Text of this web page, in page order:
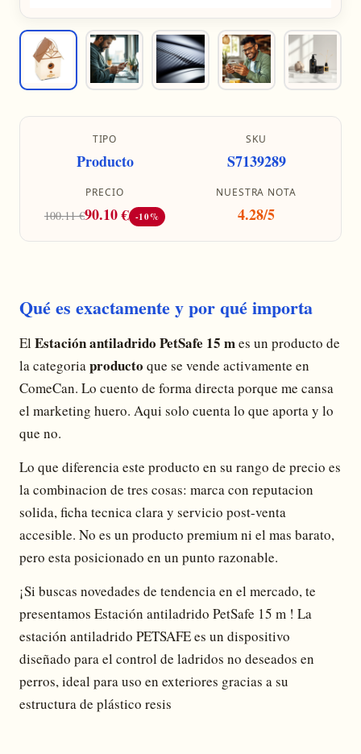
TIPO
Producto
SKU
S7139289
PRECIO
100.11 €90.10 € -10%
NUESTRA NOTA
4.28/5
Qué es exactamente y por qué importa
El Estación antiladrido PetSafe 15 mes un producto de
la categoriaproducto que se vende activamente en
ComeCan. Lo cuento de forma directa porque me cansa
el marketing huero. Aqui solo cuenta lo que aporta y lo
que no.
Lo que diferencia este producto en su rango de precio es
la combinacion de tres cosas: marca con reputacion
solida, ficha tecnica clara y servicio post-venta
accesible. No es un producto premium ni el mas barato,
pero esta posicionado en un punto razonable.
¡Si buscas novedades de tendencia en el mercado, te
presentamos Estación antiladrido PetSafe 15 m ! La
estación antiladrido PETSAFE es un dispositivo
diseñado para el control de ladridos no deseados en
perros, ideal para uso en exteriores gracias a su
estructura de plástico resis